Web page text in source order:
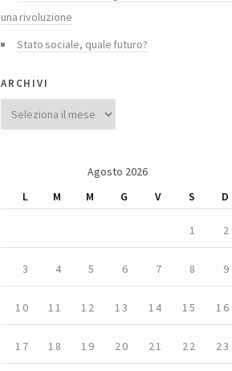
una rivoluzione
Stato sociale, quale futuro?
archivi
Agosto 2026
L
M M G V S D
1 2
3 4 5 6 7 8 9
10 11 12 13 14 15 16
17 18 19 20 21 22 23